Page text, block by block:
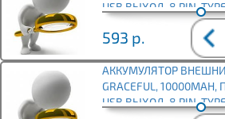
USB ВЫХОД, 8 PIN,
593 р.
АККУМУЛЯТОР ВНЕШНИЙ
GRACEFUL,
USB ВЫХОД, 8 PIN,